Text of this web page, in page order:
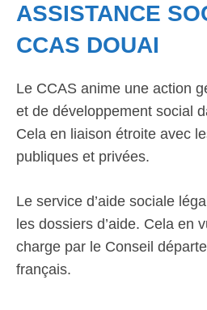
ASSISTANCE
CCAS DOUAI
Le CCAS anime une action
et de développement social
Cela en liaison étroite avec
publiques et privées.
Le service d’aide sociale
les dossiers d’aide. Cela en
charge par le Conseil
français.